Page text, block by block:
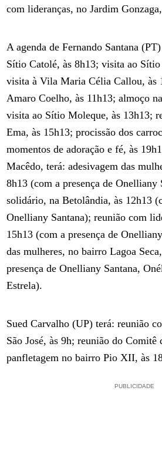
com lideranças, no Jardim
A agenda de Fernando Santana
Sítio Catolé, às 8h13; visita ao
visita à Vila Maria Célia Callou, às
Amaro Coelho, às 11h13; almoço
visita ao Sítio Moleque, às 13h13;
Ema, às 15h13; procissão dos
momentos de adoração e fé, às
Macêdo, terá: adesivagem das
8h13 (com a presença de Onelliany
solidário, na Betolândia, às 12h13
Onelliany Santana); reunião com
15h13 (com a presença de
das mulheres, no bairro Lagoa
presença de Onelliany Santana,
Estrela).
Sued Carvalho (UP) terá: reunião
São José, às 9h; reunião do Comitê
panfletagem no bairro Pio XII, às
PUBLICIDADE